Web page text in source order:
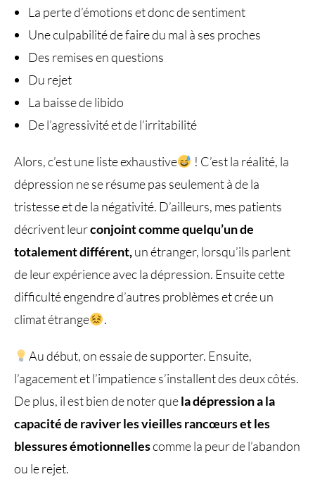
La perte d’émotions et donc de sentiment
Une culpabilité de faire du mal à ses proches
Des remises en questions
Du rejet
La baisse de libido
De l’agressivité et de l’irritabilité
Alors, c’est une liste exhaustive
! C’est la réalité, la
dépression ne se résume pas seulement à de la
tristesse et de la négativité. D’ailleurs, mes patients
décrivent leurconjoint comme quelqu’un de
totalement différent,un étranger, lorsqu’ils parlent
de leur expérience avec la dépression. Ensuite cette
difficulté engendre d’autres problèmes et crée un
climat étrange
.
Au début, on essaie de supporter. Ensuite,
l’agacement et l’impatience s’installent des deux côtés.
De plus, il est bien de noter quela dépression a la
capacité de raviver les vieilles rancœurs et les
blessures émotionnellescomme la peur de l’abandon
ou le rejet.